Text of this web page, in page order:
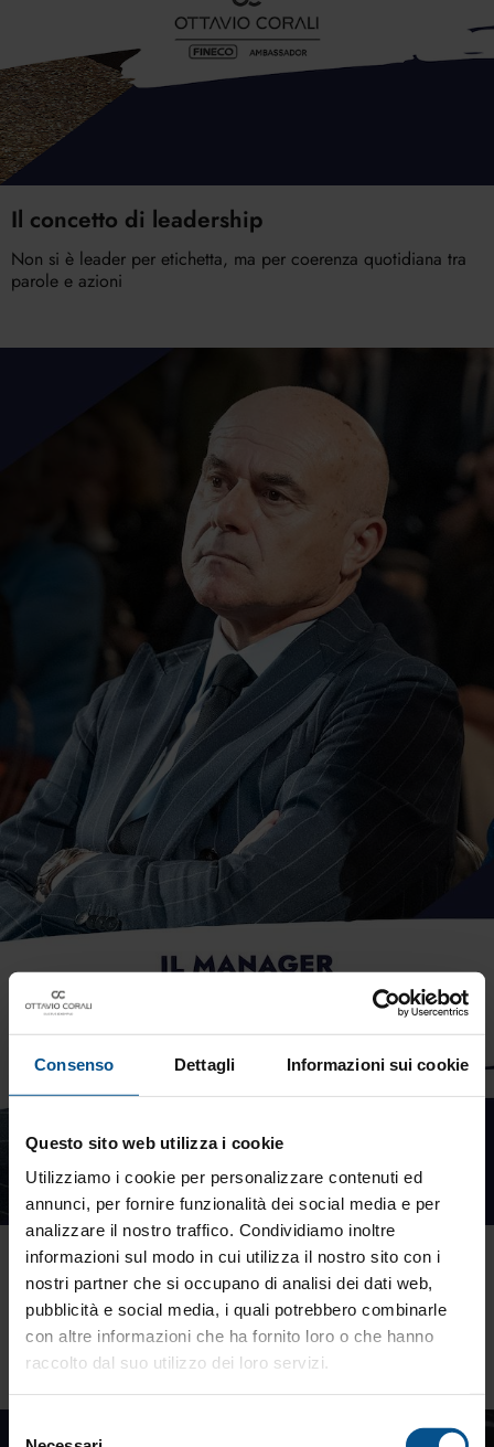
Consenso Dettagli Informazioni sui cookie
Questo sito web utilizza i cookie
Utilizziamo i cookie per personalizzare contenuti ed
annunci, per fornire funzionalità dei social media e per
analizzare il nostro traffico. Condividiamo inoltre
informazioni sul modo in cui utilizza il nostro sito con i
nostri partner che si occupano di analisi dei dati web,
pubblicità e social media, i quali potrebbero combinarle
con altre informazioni che ha fornito loro o che hanno
raccolto dal suo utilizzo dei loro servizi.
Il concetto di leadership
Non si è leader per etichetta, ma per coerenza quotidiana tra
parole e azioni
Il manager che osserva vince
Un manager di successo non è semplicemente colui che
gestisce numeri e obiettivi, ma chi sa osservare e conoscere
davvero le persone del proprio team.